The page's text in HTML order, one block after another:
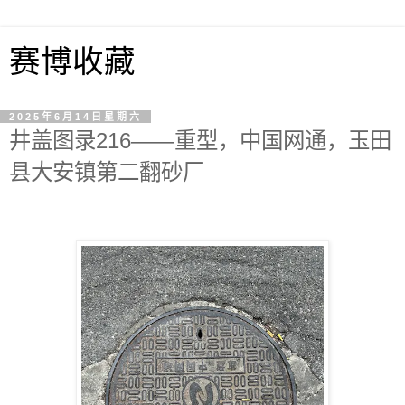
赛博收藏
2025年6月14日星期六
井盖图录216——重型，中国网通，玉田
县大安镇第二翻砂厂